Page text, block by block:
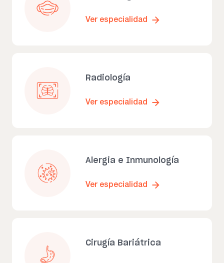
Ver especialidad
Radiología
Ver especialidad
Alergia e Inmunología
Ver especialidad
Cirugía Bariátrica